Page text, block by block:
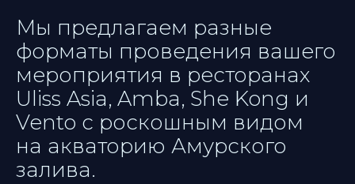
Мы предлагаем разные
форматы проведения вашего
мероприятия в ресторанах
Uliss Asia, Amba, She Kong и
Vento с роскошным видом
на акваторию Амурского
залива.